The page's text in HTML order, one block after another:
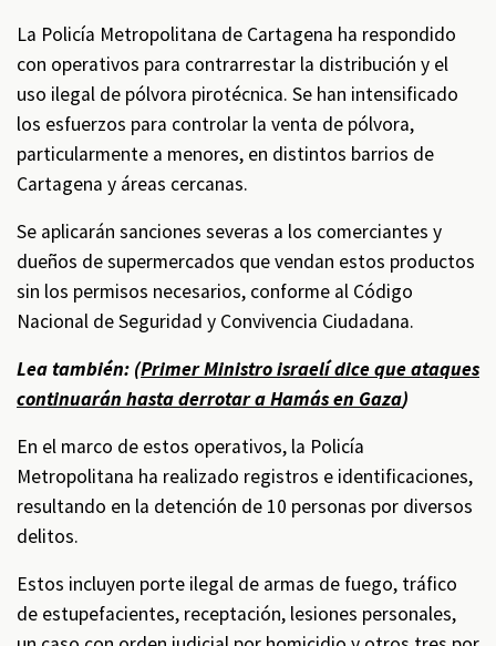
La Policía Metropolitana de Cartagena ha respondido
con operativos para contrarrestar la distribución y el
uso ilegal de pólvora pirotécnica. Se han intensificado
los esfuerzos para controlar la venta de pólvora,
particularmente a menores, en distintos barrios de
Cartagena y áreas cercanas.
Se aplicarán sanciones severas a los comerciantes y
dueños de supermercados que vendan estos productos
sin los permisos necesarios, conforme al Código
Nacional de Seguridad y Convivencia Ciudadana.
Lea también: (Primer Ministro israelí dice que ataques
continuarán hasta derrotar a Hamás en Gaza)
En el marco de estos operativos, la Policía
Metropolitana ha realizado registros e identificaciones,
resultando en la detención de 10 personas por diversos
delitos.
Estos incluyen porte ilegal de armas de fuego, tráfico
de estupefacientes, receptación, lesiones personales,